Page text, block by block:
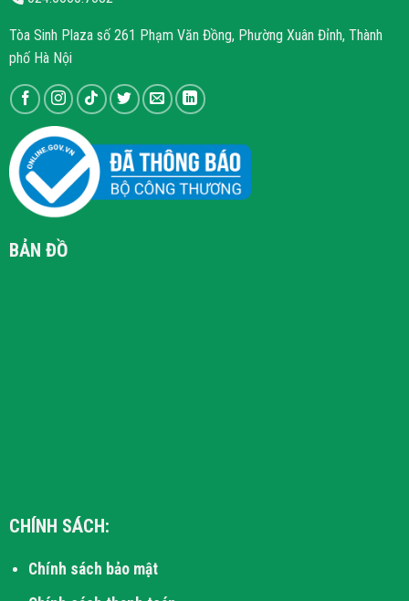
Tòa Sinh Plaza số 261 Phạm Văn Đồng, Phường Xuân Đỉnh, Thành
phố Hà Nội
BẢN ĐỒ
CHÍNH SÁCH:
Chính sách bảo mật